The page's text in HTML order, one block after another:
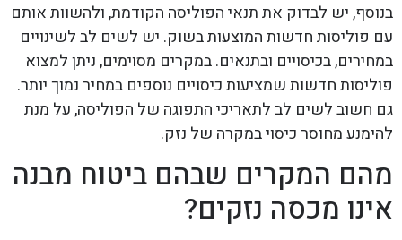
בנוסף, יש לבדוק את תנאי הפוליסה הקודמת, ולהשוות אותם
עם פוליסות חדשות המוצעות בשוק. יש לשים לב לשינויים
במחירים, בכיסויים ובתנאים. במקרים מסוימים, ניתן למצוא
פוליסות חדשות שמציעות כיסויים נוספים במחיר נמוך יותר.
גם חשוב לשים לב לתאריכי התפוגה של הפוליסה, על מנת
להימנע מחוסר כיסוי במקרה של נזק.
מהם המקרים שבהם ביטוח מבנה
אינו מכסה נזקים?